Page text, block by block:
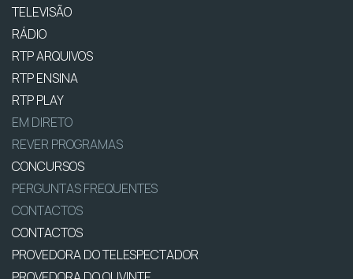
TELEVISÃO
RÁDIO
RTP ARQUIVOS
RTP ENSINA
RTP PLAY
EM DIRETO
REVER PROGRAMAS
CONCURSOS
PERGUNTAS FREQUENTES
CONTACTOS
CONTACTOS
PROVEDORA DO TELESPECTADOR